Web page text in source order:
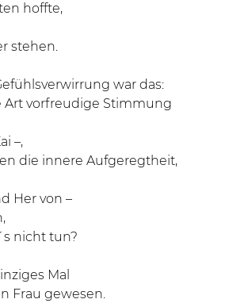
hoffte,
stehen.
war das:
Art vorfreudige Stimmung
–,
die innere Aufgeregtheit,
Her von –
nicht tun?
Mal
Frau gewesen.